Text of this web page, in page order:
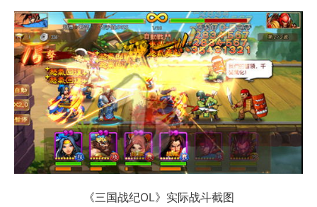
《三国战纪OL》实际战斗截图